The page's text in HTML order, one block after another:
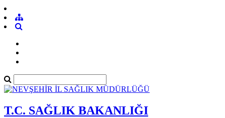
T.C. SAĞLIK BAKANLIĞI